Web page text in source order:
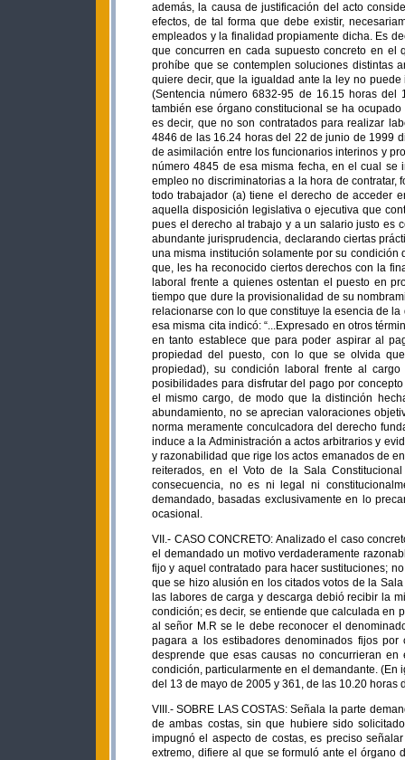
además, la causa de justificación del acto
efectos, de tal forma que debe existir,
empleados y la finalidad propiamente dicha. Es
que concurren en cada supuesto concreto en
prohíbe que se contemplen soluciones distintas
quiere decir, que la igualdad ante la ley no
(Sentencia número 6832-95 de 16.15 horas
también ese órgano constitucional se ha
es decir, que no son contratados para realizar
4846 de las 16.24 horas del 22 de junio de 1999
de asimilación entre los funcionarios interinos y
número 4845 de esa misma fecha, en el cual
empleo no discriminatorias a la hora de contratar,
todo trabajador (a) tiene el derecho de acceder
aquella disposición legislativa o ejecutiva que
pues el derecho al trabajo y a un salario justo es
abundante jurisprudencia, declarando ciertas
una misma institución solamente por su
que, les ha reconocido ciertos derechos con la
laboral frente a quienes ostentan el puesto en
tiempo que dure la provisionalidad de su
relacionarse con lo que constituye la esencia de
esa misma cita indicó: “...Expresado en otros
en tanto establece que para poder aspirar al
propiedad del puesto, con lo que se olvida
propiedad), su condición laboral frente al
posibilidades para disfrutar del pago por
el mismo cargo, de modo que la distinción
abundamiento, no se aprecian valoraciones
norma meramente conculcadora del derecho
induce a la Administración a actos arbitrarios y
y razonabilidad que rige los actos emanados de
reiterados, en el Voto de la Sala
consecuencia, no es ni legal ni
demandado, basadas exclusivamente en lo
ocasional.
VII.- CASO CONCRETO: Analizado el caso
el demandado un motivo verdaderamente
fijo y aquel contratado para hacer sustituciones;
que se hizo alusión en los citados votos de la
las labores de carga y descarga debió recibir la
condición; es decir, se entiende que calculada en
al señor M.R se le debe reconocer el
pagara a los estibadores denominados fijos
desprende que esas causas no concurrieran
condición, particularmente en el demandante.
del 13 de mayo de 2005 y 361, de las 10.20 horas
VIII.- SOBRE LAS COSTAS: Señala la parte
de ambas costas, sin que hubiere sido
impugnó el aspecto de costas, es preciso
extremo, difiere al que se formuló ante el órgano